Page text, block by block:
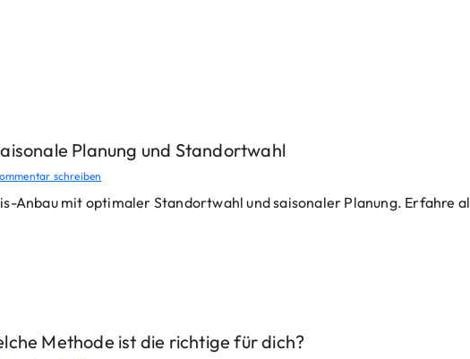
Planung und Standortwahl
schreiben
Anbau mit optimaler Standortwahl und saisonaler Planung. Erfahre
Methode ist die richtige für dich?